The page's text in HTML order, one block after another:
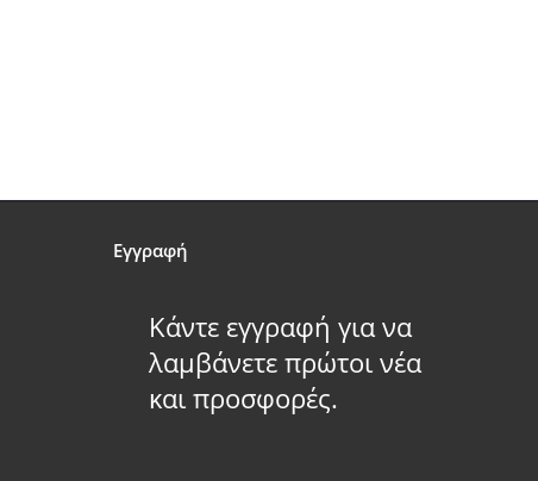
Εγγραφή
Κάντε εγγραφή για να
λαμβάνετε πρώτοι νέα
και προσφορές.